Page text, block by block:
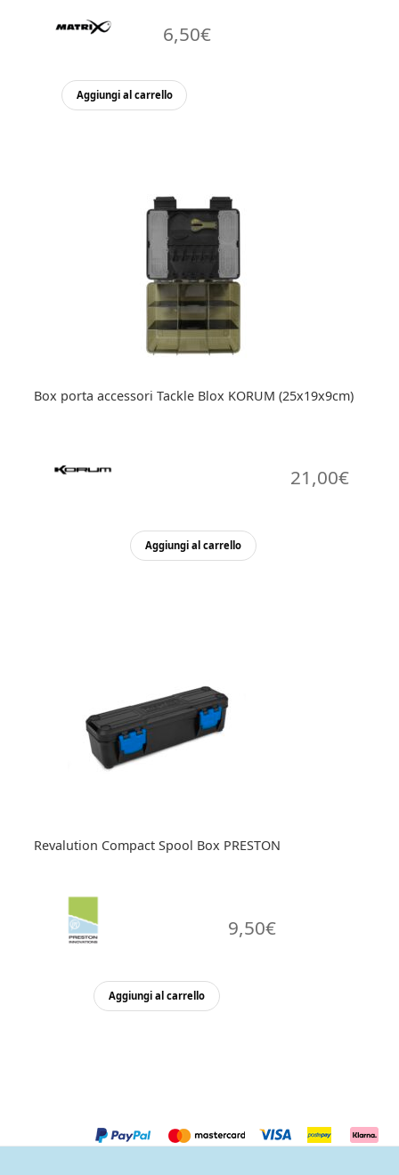
6,50€
Aggiungi al carrello
Box porta accessori Tackle Blox KORUM (25x19x9cm)
21,00€
Aggiungi al carrello
Revalution Compact Spool Box PRESTON
9,50€
Aggiungi al carrello